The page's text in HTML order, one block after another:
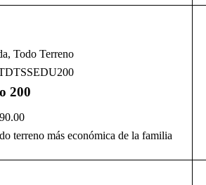
, Todo Terreno
200
terreno más económica de la familia